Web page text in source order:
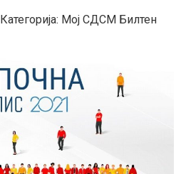
Категорија: Мој СДСМ Билтен